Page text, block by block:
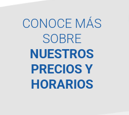
CONOCE MÁS
SOBRE
NUESTROS
PRECIOS Y
HORARIOS